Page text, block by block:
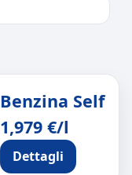
Benzina Self
1,979 €/l
Dettagli